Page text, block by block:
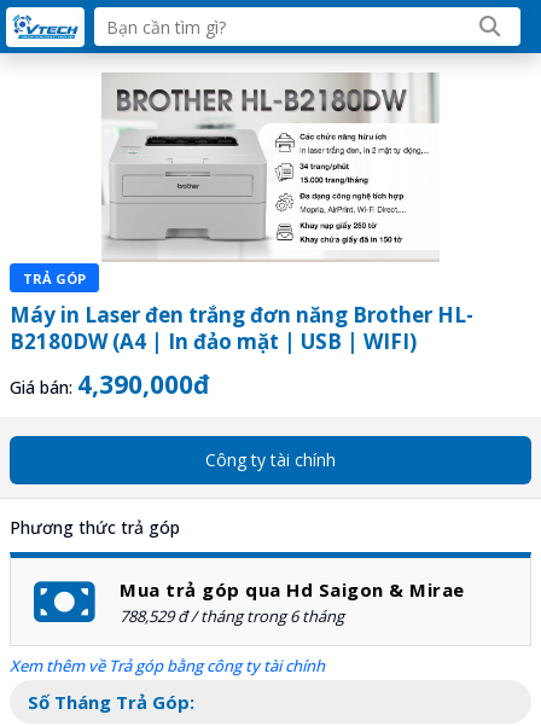
TRẢ GÓP
Máy in Laser đen trắng đơn năng Brother HL-
B2180DW (A4 | In đảo mặt | USB | WIFI)
Giá bán: 4,390,000đ
Công ty tài chính
Phương thức trả góp
Mua trả góp qua Hd Saigon & Mirae
788,529 đ / tháng trong 6 tháng
Xem thêm về Trả góp bằng công ty tài chính
Số Tháng Trả Góp: